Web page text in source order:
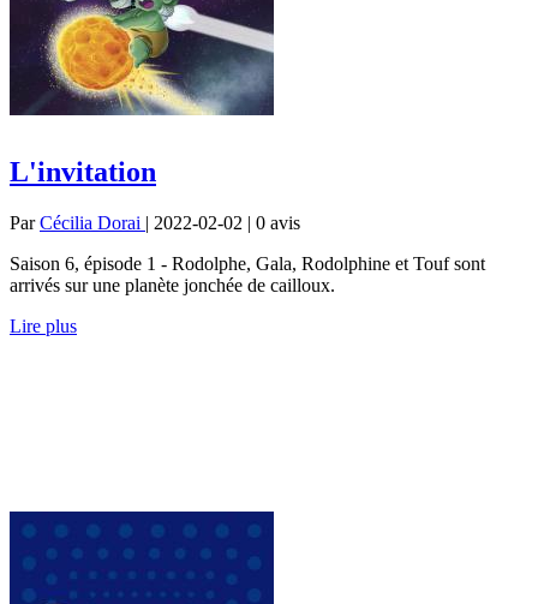
L'invitation
ParCécilia Dorai | 2022-02-02 | 0 avis
Saison 6, épisode 1 - Rodolphe, Gala, Rodolphine et Touf sont
arrivés sur une planète jonchée de cailloux.
Lire plus